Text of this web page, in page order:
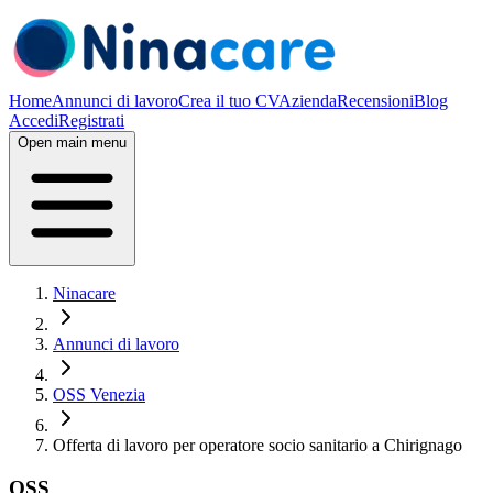
HomeAnnunci di lavoroCrea il tuo CVAziendaRecensioniBlog
AccediRegistrati
Open main menu
Ninacare
Annunci di lavoro
OSS Venezia
Offerta di lavoro per operatore socio sanitario a Chirignago
OSS